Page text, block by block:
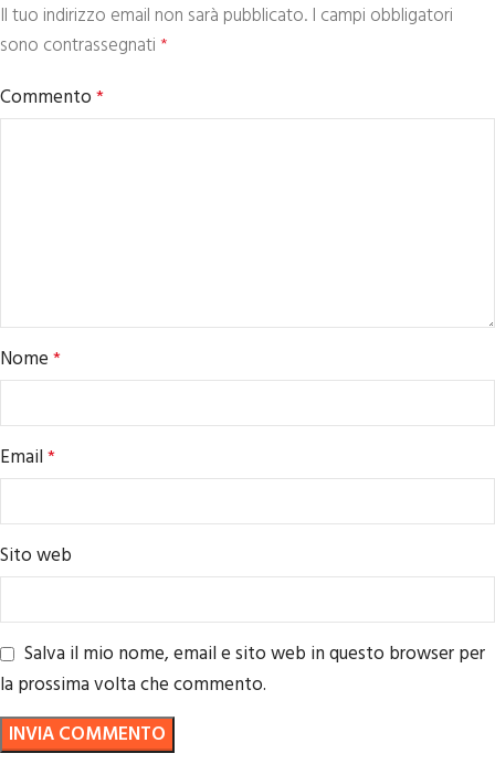
Il tuo indirizzo email non sarà pubblicato. I campi obbligatori
sono contrassegnati*
Commento*
Nome*
Email*
Sito web
Salva il mio nome, email e sito web in questo browser per
la prossima volta che commento.